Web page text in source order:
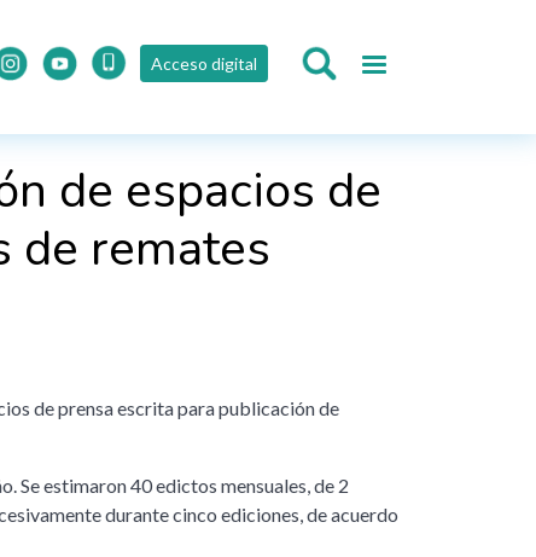
Acceso digital
de espacios de
de remates
de prensa escrita para publicación de
Se estimaron 40 edictos mensuales, de 2
durante cinco ediciones, de acuerdo